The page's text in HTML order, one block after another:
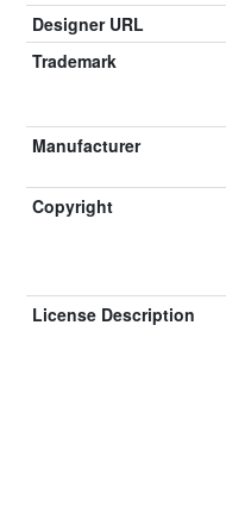
Designer URL
Trademark
Manufacturer
Copyright
License Description